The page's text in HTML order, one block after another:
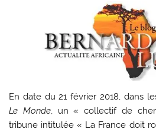
En date du 21 février 2018, dans
Le Monde, un « collectif de
tribune intitulée « La France doit